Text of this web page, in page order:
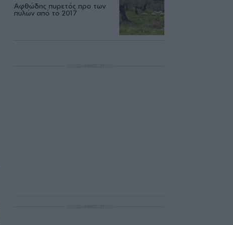
Αφθώδης πυρετός προ των
πυλών από το 2017